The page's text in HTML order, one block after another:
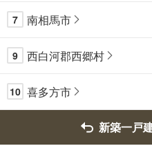
7 南相馬市
9 西白河郡西郷村
10 喜多方市
新築一戸